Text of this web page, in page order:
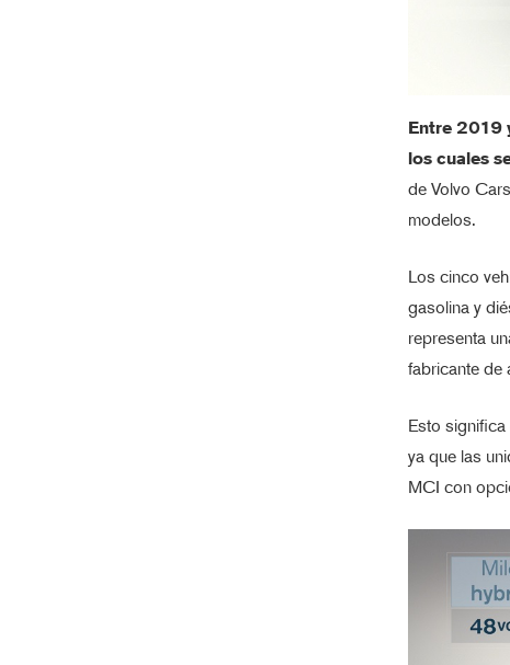
Entre 2019
los cuales
de Volvo
modelos.
Los cinco
gasolina y
representa
fabricante de
Esto significa
ya que las
MCI con